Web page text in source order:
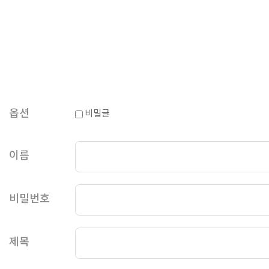
옵션 비밀글
이름
비밀번호
제목